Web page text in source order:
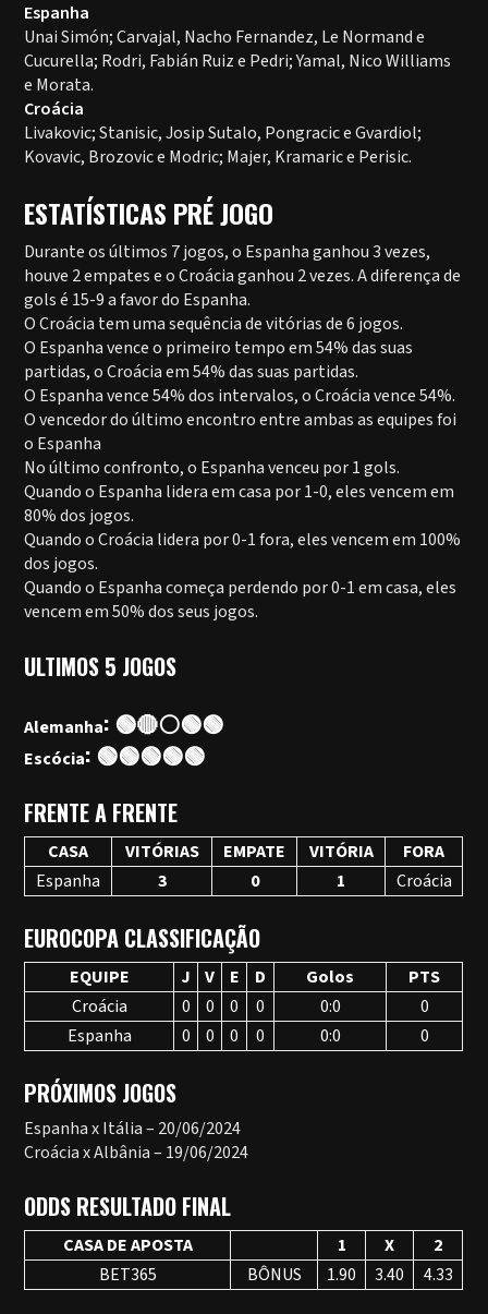
Espanha
Unai Simón; Carvajal, Nacho Fernandez, Le Normand e
Cucurella; Rodri, Fabián Ruiz e Pedri; Yamal, Nico Williams
e Morata.
Croácia
Livakovic; Stanisic, Josip Sutalo, Pongracic e Gvardiol;
Kovavic, Brozovic e Modric; Majer, Kramaric e Perisic.
ESTATÍSTICAS PRÉ JOGO
Durante os últimos 7 jogos, o Espanha ganhou 3 vezes,
houve 2 empates e o Croácia ganhou 2 vezes. A diferença de
gols é 15-9 a favor do Espanha.
O Croácia tem uma sequência de vitórias de 6 jogos.
O Espanha vence o primeiro tempo em 54% das suas
partidas, o Croácia em 54% das suas partidas.
O Espanha vence 54% dos intervalos, o Croácia vence 54%.
O vencedor do último encontro entre ambas as equipes foi
o Espanha
No último confronto, o Espanha venceu por 1 gols.
Quando o Espanha lidera em casa por 1-0, eles vencem em
80% dos jogos.
Quando o Croácia lidera por 0-1 fora, eles vencem em 100%
dos jogos.
Quando o Espanha começa perdendo por 0-1 em casa, eles
vencem em 50% dos seus jogos.
ULTIMOS 5 JOGOS
Alemanha: 🟢🔴⚪🟢🟢
Escócia: 🟢🟢🟢🟢🟢
FRENTE A FRENTE
CASA VITÓRIAS EMPATE VITÓRIA
FORA
Espanha
3 0 1 Croácia
EUROCOPA CLASSIFICAÇÃO
EQUIPE J V E D Golos
PTS
Croácia
0 0 0 0 0:0
0
Espanha
0 0 0 0 0:0 0
PRÓXIMOS JOGOS
Espanha x Itália – 20/06/2024
Croácia x Albânia – 19/06/2024
ODDS RESULTADO FINAL
CASA DE APOSTA 1 X
2
BET365
BÔNUS 1.90 3.40 4.33